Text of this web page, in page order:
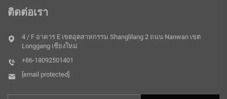
ติดต่อเรา
4 / F อาคาร E เขตอุตสาหกรรม Shanglilang 2 ถนน Nanwan เขต
Longgang เชียงใหม่
+86-18092501401
[email protected]